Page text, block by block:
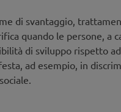
cyberbullismo e violenza
su temi legati
di svantaggio,
quando le persone, a
di sviluppo rispetto
ad esempio, in